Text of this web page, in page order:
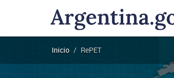
Jus.gob.ar
Ministerio
Inicio RePET